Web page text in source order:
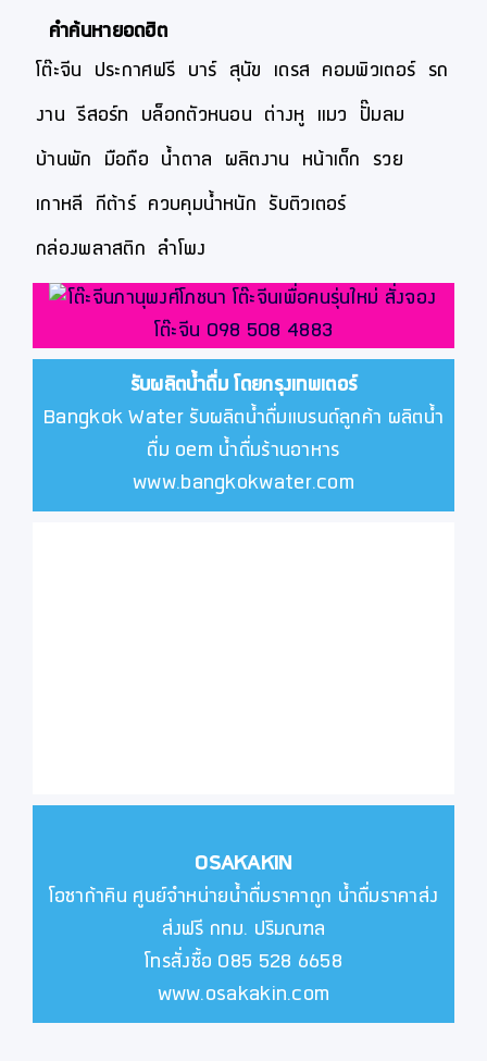
คำค้นหายอดฮิต
โต๊ะจีน
ประกาศฟรี บาร์ สุนัข เดรส คอมพิวเตอร์ รถ
งาน รีสอร์ท บล็อกตัวหนอน ต่างหู แมว ปั๊มลม
บ้านพัก มือถือ น้ำตาล ผลิตงาน หน้าเด็ก รวย
เกาหลี กีต้าร์ ควบคุมน้ำหนัก รับติวเตอร์
กล่องพลาสติก ลำโพง
รับผลิตน้ำดื่ม โดยกรุงเทพเตอร์
Bangkok Water รับผลิตน้ำดื่มแบรนด์ลูกค้า ผลิตน้ำ
ดื่ม oem น้ำดื่มร้านอาหาร
www.bangkokwater.com
OSAKAKIN
โอซาก้าคิน ศูนย์จำหน่ายน้ำดื่มราคาถูก น้ำดื่มราคาส่ง
ส่งฟรี กทม. ปริมณฑล
โทรสั่งซื้อ 085 528 6658
www.osakakin.com